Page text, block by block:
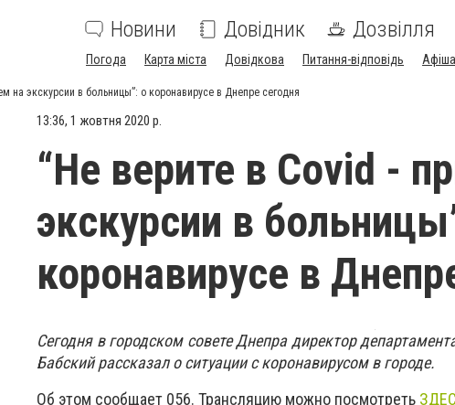
Новини Довідник Дозвілля
Погода Карта міста Довідкова Питання-відповідь Афіша
на экскурсии в больницы”: о коронавирусе в Днепре сегодня
13:36, 1 жовтня 2020 р.
“Не верите в Covid -
экскурсии в
коронавирусе в
Сегодня в городском совете Днепра директор
Бабский рассказал о ситуации с коронавирусом в городе.
Об этом сообщает 056. Трансляцию можно посмотреть